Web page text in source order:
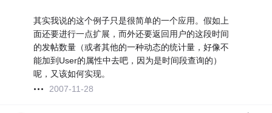
其实我说的这个例子只是很简单的一个应用。假如上
面还要进行一点扩展，而外还要返回用户的这段时间
的发帖数量（或者其他的一种动态的统计量，好像不
能加到User的属性中去吧，因为是时间段查询的）
呢，又该如何实现。
2007-11-28